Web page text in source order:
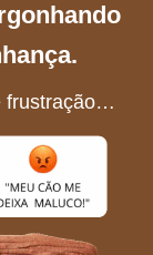
frustração…